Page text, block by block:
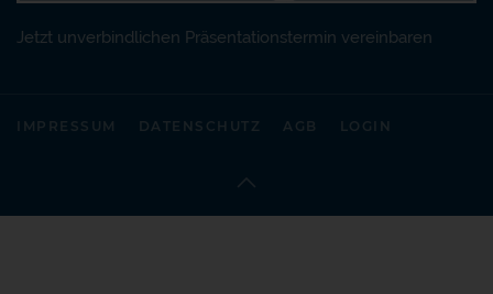
Jetzt unverbindlichen Präsentationstermin vereinbaren
IMPRESSUM DATENSCHUTZ AGB LOGIN